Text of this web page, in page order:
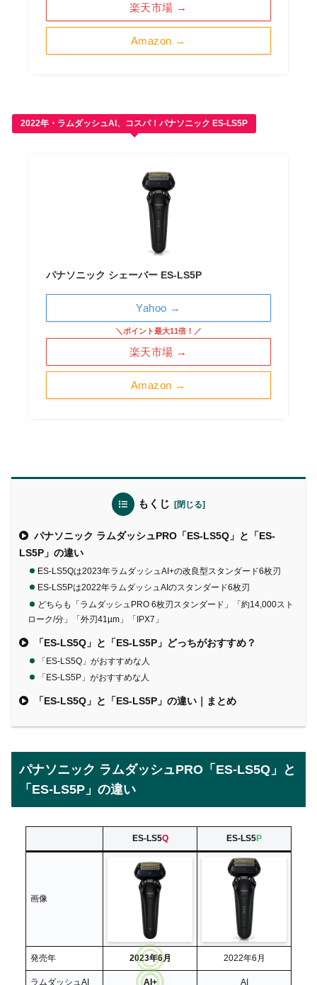
Amazon →
楽天市場 →
2022年・ラムダッシュAI、コスパ！パナソニック ES-LS5P
パナソニック シェーバー ES-LS5P
Amazon →
＼ポイント最大11倍！／
楽天市場 →
Yahoo →
もくじ
パナソニック ラムダッシュPRO「ES-LS5Q」と「ES-
LS5P」の違い
ES-LS5Qは2023年ラムダッシュAI+の改良型スタンダード6枚刃
ES-LS5Pは2022年ラムダッシュAIのスタンダード6枚刃
どちらも「ラムダッシュPRO 6枚刃スタンダード」「約14,000スト
ローク/分」「外刃41µm」「IPX7」
「ES-LS5Q」と「ES-LS5P」どっちがおすすめ？
「ES-LS5Q」がおすすめな人
「ES-LS5P」がおすすめな人
「ES-LS5Q」と「ES-LS5P」の違い｜まとめ
パナソニック ラムダッシュPRO「ES-LS5Q」と
「ES-LS5P」の違い
ES-LS5Q ES-LS5P
画像
発売年 2023年6月 2022年6月
ラムダッシュAI AI+ AI